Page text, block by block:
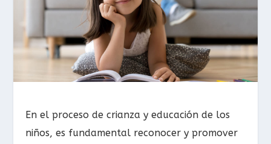
En el proceso de crianza y educación de los
niños, es fundamental reconocer y promover